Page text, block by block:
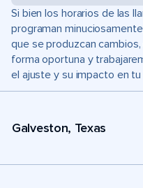
Si bien los horarios de las
programan
que se produzcan
forma oportuna y
el ajuste y su impacto en
Galveston, Texas